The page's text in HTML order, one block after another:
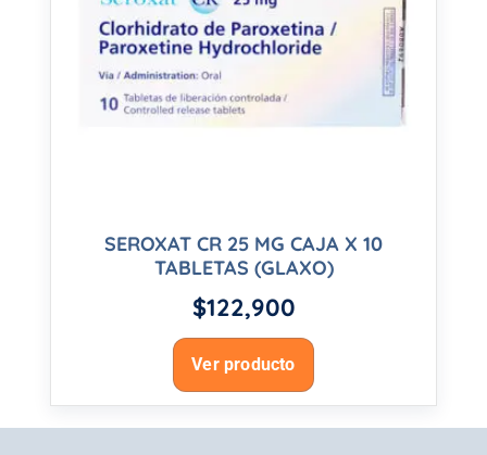
SEROXAT CR 25 MG CAJA X 10
TABLETAS (GLAXO)
$122,900
Ver producto